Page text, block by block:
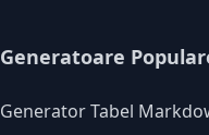
Generatoare
Generator Tabel